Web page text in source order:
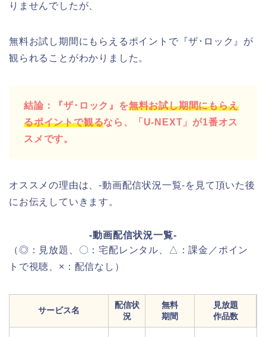
りませんでしたが、
無料お試し期間にもらえるポイントで『ザ･ロック』が
観られることがわかりました。
結論：『ザ･ロック』を無料お試し期間にもらえ
るポイントで観るなら、「U-NEXT」が1番オス
スメです。
オススメの理由は、-動画配信状況一覧-を見て頂いた後
にお伝えしていきます。
-動画配信状況一覧-
（◎：見放題、〇：宅配レンタル、△：課金／ポイン
トで視聴、×：配信なし）
サービス名
配信状
況
無料
期間
見放題
作品数